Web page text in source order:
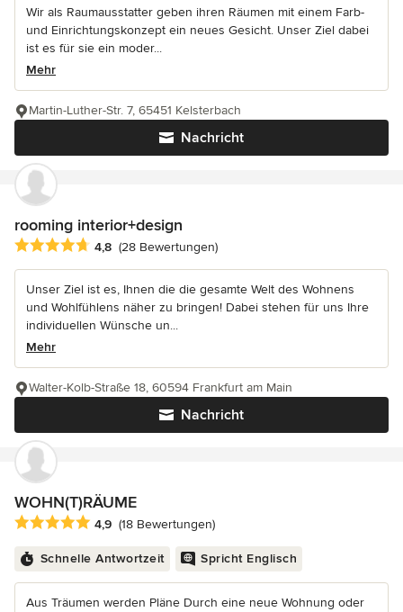
Wir als Raumausstatter geben ihren Räumen mit einem Farb-
und Einrichtungskonzept ein neues Gesicht. Unser Ziel dabei
ist es für sie ein moder...
Mehr
Nachricht
Martin-Luther-Str. 7, 65451 Kelsterbach
rooming interior+design
Durchschnittliche Bewertung: 4.8 von 5 Sternen
4,8 (28 Bewertungen)
Unser Ziel ist es, Ihnen die die gesamte Welt des Wohnens
und Wohlfühlens näher zu bringen! Dabei stehen für uns Ihre
individuellen Wünsche un...
Mehr
Nachricht
Walter-Kolb-Straße 18, 60594 Frankfurt am Main
WOHN(T)RÄUME
Durchschnittliche Bewertung: 4.9 von 5 Sternen
4,9 (18 Bewertungen)
Schnelle Antwortzeit Spricht Englisch
Aus Träumen werden Pläne Durch eine neue Wohnung oder